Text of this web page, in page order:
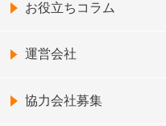
お役立ちコラム
運営会社
協力会社募集